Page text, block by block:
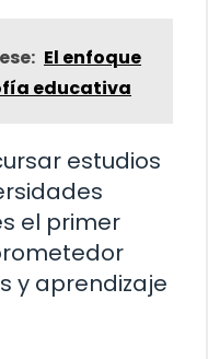
El enfoque
educativa
estudios
el primer
y aprendizaje